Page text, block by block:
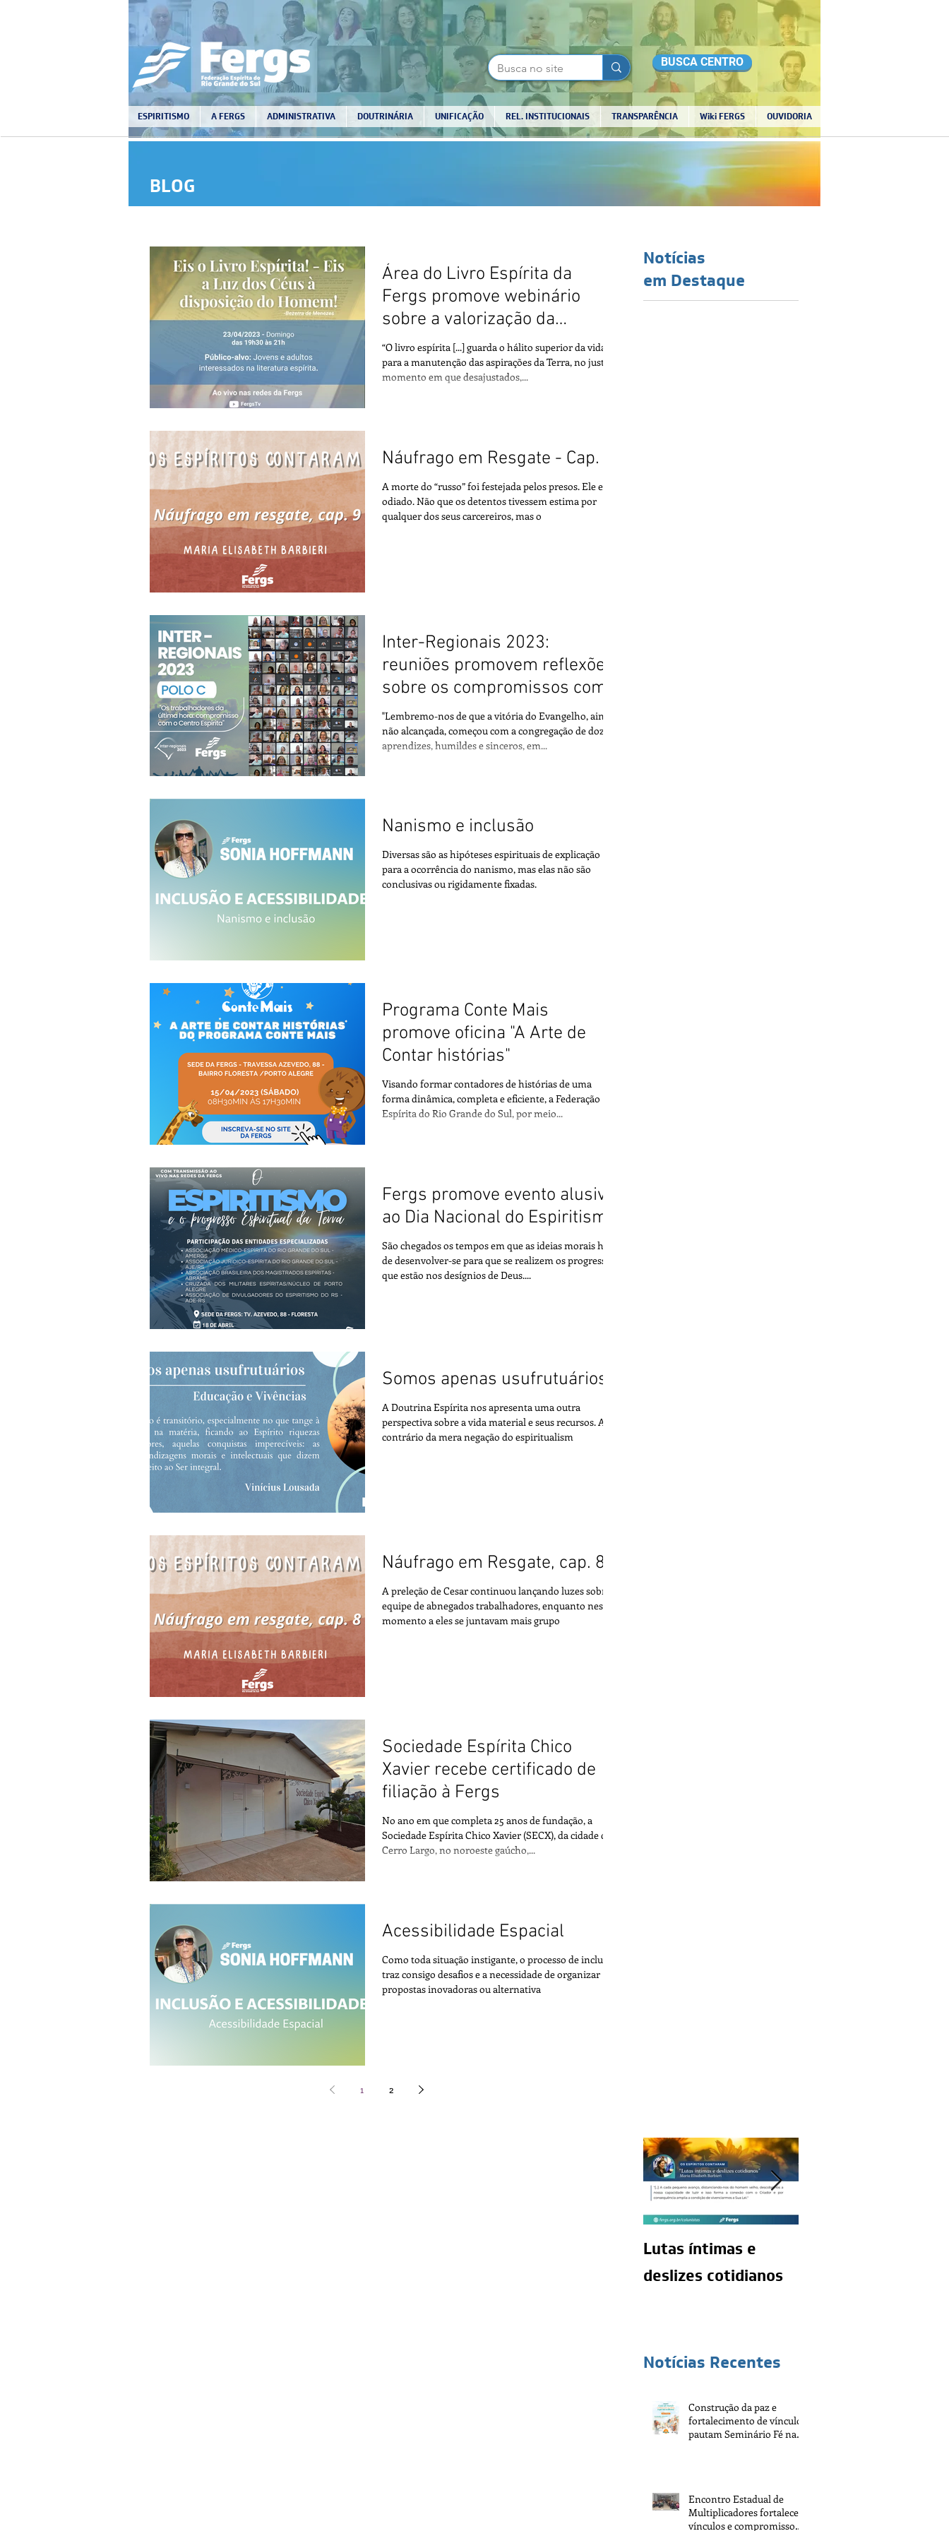
ESPIRITISMO A FERGS ADMINISTRATIVA DOUTRINÁRIA UNIFICAÇÃO REL. INSTITUCIONAIS TRANSPARÊNCIA Wiki FERGS OUVIDORIA
BUSCA CENTRO
BLOG
Área do Livro Espírita da
Fergs promove webinário
sobre a valorização da
literatura
“O livro espírita [...] guarda o hálito superior da vida
para a manutenção das aspirações da Terra, no justo
momento em que desajustados,...
Náufrago em Resgate - Cap. 9
A morte do “russo” foi festejada pelos presos. Ele era
odiado. Não que os detentos tivessem estima por
qualquer dos seus carcereiros, mas o
Inter-Regionais 2023:
reuniões promovem reflexões
sobre os compromissos com o
Centro Espírita
"Lembremo-nos de que a vitória do Evangelho, ainda
não alcançada, começou com a congregação de doze
aprendizes, humildes e sinceros, em...
Nanismo e inclusão
Diversas são as hipóteses espirituais de explicação
para a ocorrência do nanismo, mas elas não são
conclusivas ou rigidamente fixadas.
Programa Conte Mais
promove oficina "A Arte de
Contar histórias"
Visando formar contadores de histórias de uma
forma dinâmica, completa e eficiente, a Federação
Espírita do Rio Grande do Sul, por meio...
Fergs promove evento alusivo
ao Dia Nacional do Espiritismo
São chegados os tempos em que as ideias morais hão
de desenvolver-se para que se realizem os progressos
que estão nos desígnios de Deus....
Somos apenas usufrutuários
A Doutrina Espírita nos apresenta uma outra
perspectiva sobre a vida material e seus recursos. Ao
contrário da mera negação do espiritualism
Náufrago em Resgate, cap. 8
A preleção de Cesar continuou lançando luzes sobre a
equipe de abnegados trabalhadores, enquanto nesse
momento a eles se juntavam mais grupo
Sociedade Espírita Chico
Xavier recebe certificado de
filiação à Fergs
No ano em que completa 25 anos de fundação, a
Sociedade Espírita Chico Xavier (SECX), da cidade de
Cerro Largo, no noroeste gaúcho,...
Acessibilidade Espacial
Como toda situação instigante, o processo de inclusão
traz consigo desafios e a necessidade de organizar
propostas inovadoras ou alternativa
1 2
Notícias
em Destaque
Lutas íntimas e
deslizes cotidianos
Notícias Recentes
Construção da paz e
fortalecimento de vínculos
pautam Seminário Fé na
Encontro Estadual de
Multiplicadores fortalece
vínculos e compromisso